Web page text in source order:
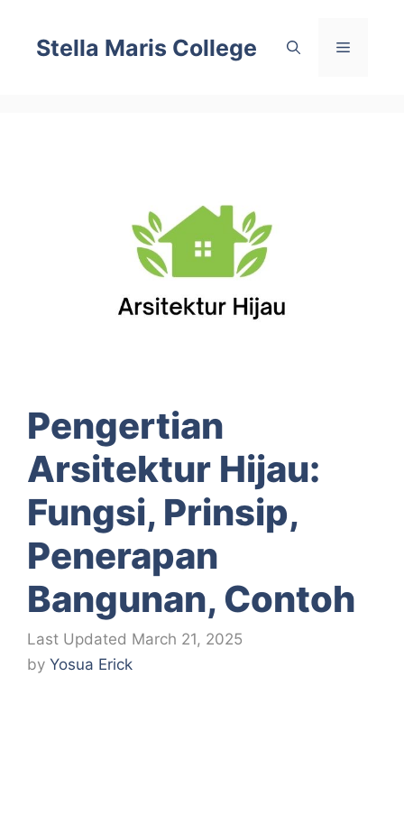
content
Stella Maris College Menu
Pengertian
Arsitektur Hijau:
Fungsi, Prinsip,
Penerapan
Bangunan, Contoh
March 21, 2025
by Yosua Erick